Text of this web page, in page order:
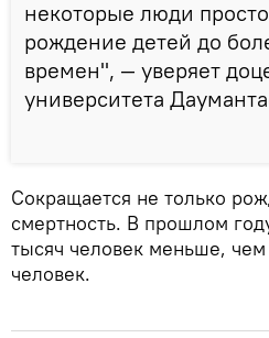
некоторые люди
рождение детей до
времен", — уверяет
университета
Сокращается не только
смертность. В прошлом
тысяч человек меньше,
человек.